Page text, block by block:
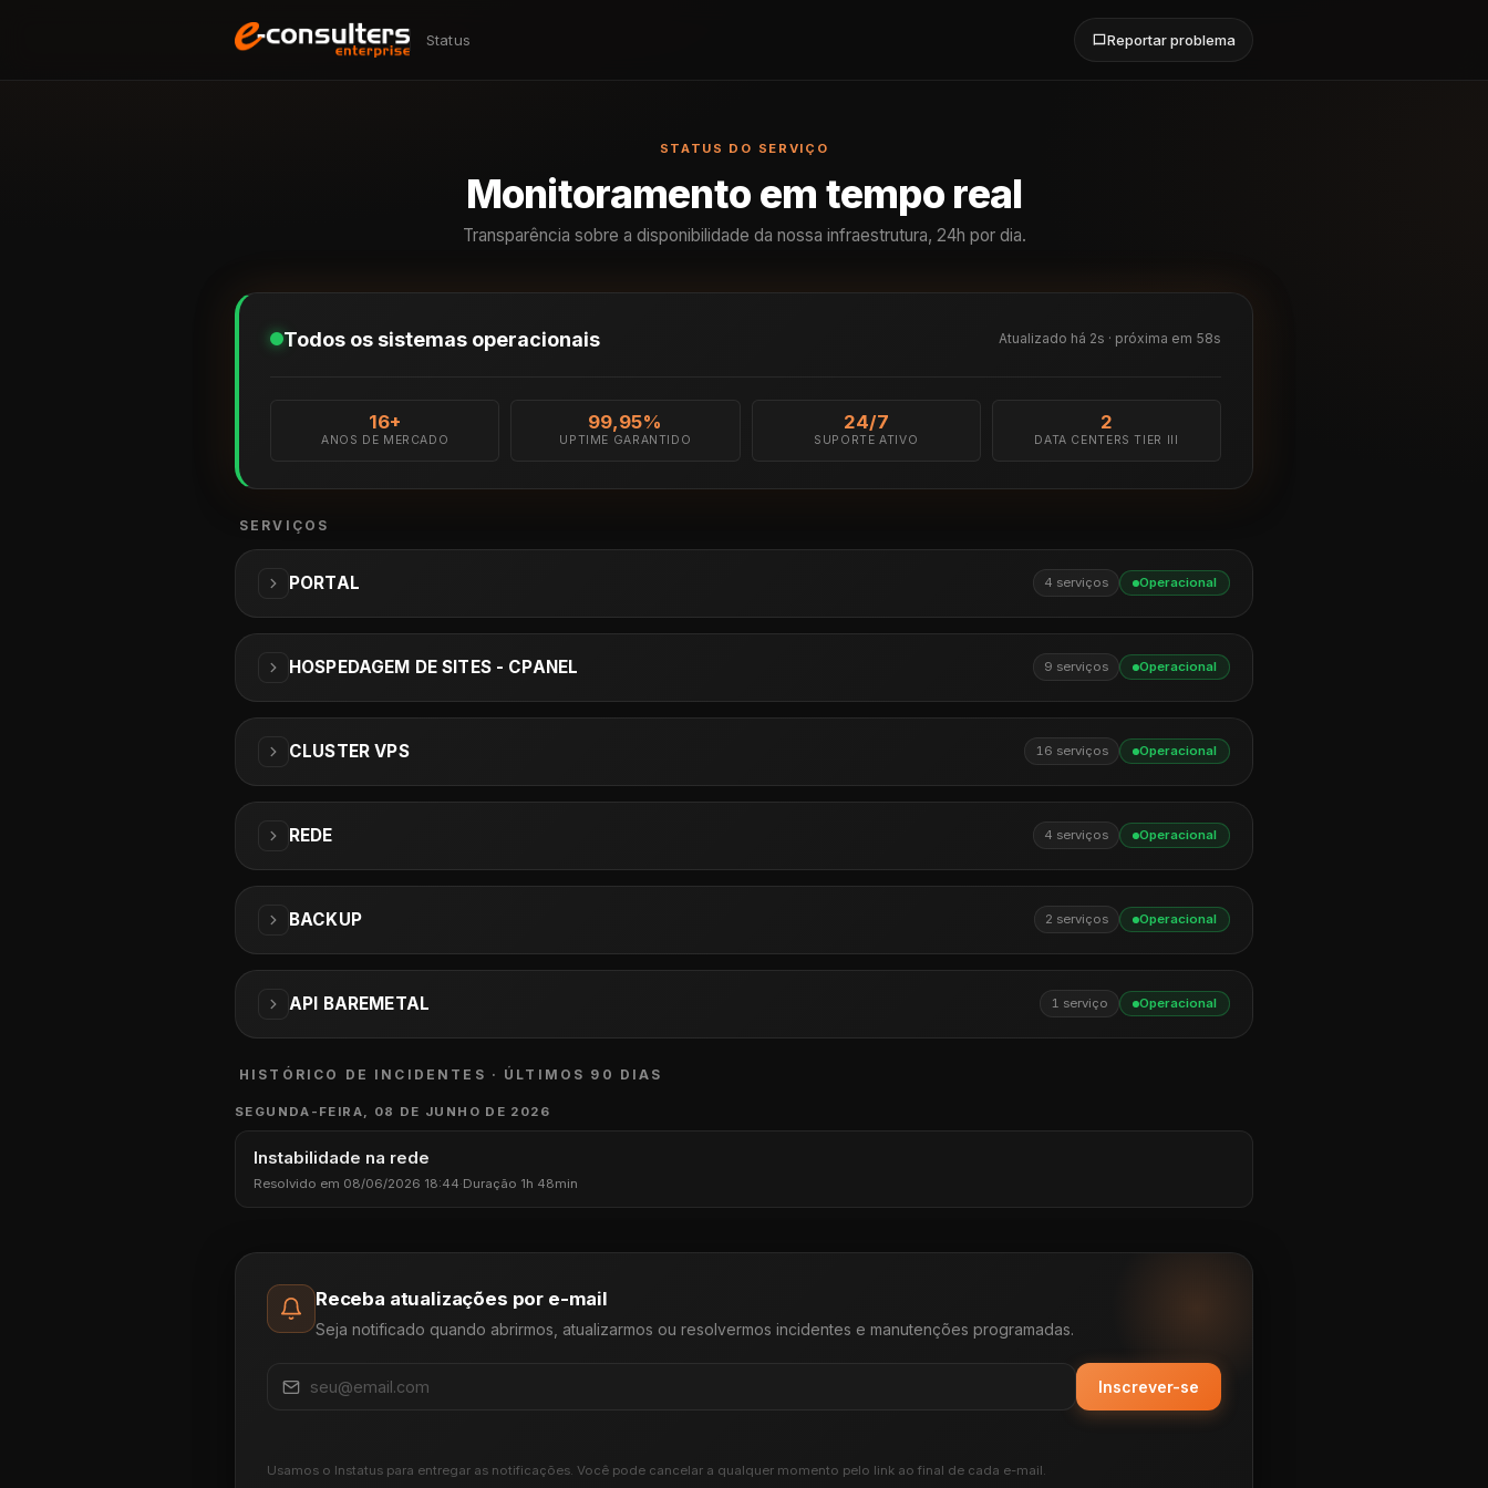
Status Reportar problema
STATUS DO SERVIÇO
Monitoramento em tempo real
Transparência sobre a disponibilidade da nossa infraestrutura, 24h por dia.
Todos os sistemas operacionais Atualizado há 2s · próxima em 58s
16+
ANOS DE MERCADO
99,95%
UPTIME GARANTIDO
24/7
SUPORTE ATIVO
2
DATA CENTERS TIER III
SERVIÇOS
PORTAL 4 serviços Operacional
HOSPEDAGEM DE SITES - CPANEL 9 serviços Operacional
CLUSTER VPS 16 serviços Operacional
REDE 4 serviços Operacional
BACKUP 2 serviços Operacional
API BAREMETAL 1 serviço Operacional
HISTÓRICO DE INCIDENTES · ÚLTIMOS 90 DIAS
SEGUNDA-FEIRA, 08 DE JUNHO DE 2026
Instabilidade na rede
Resolvido em 08/06/2026 18:44·Duração 1h 48min
Receba atualizações por e-mail
Seja notificado quando abrirmos, atualizarmos ou resolvermos incidentes e manutenções programadas.
Inscrever-se
Usamos o Instatus para entregar as notificações. Você pode cancelar a qualquer momento pelo link ao final de cada e-mail.